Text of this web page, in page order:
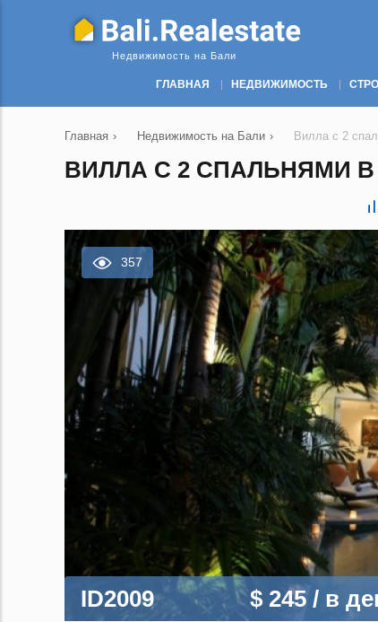
Недвижимость на Бали
ГЛАВНАЯ НЕДВИЖИМОСТЬ
Главная › Недвижимость на Бали › Вилла с 2
ВИЛЛА С 2 СПАЛЬНЯМИ В
357
ID2009 $ 245 / в